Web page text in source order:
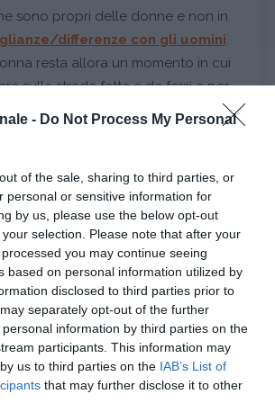
- Do Not Process My Personal
of the sale, sharing to third parties, or
personal or sensitive information for
by us, please use the below opt-out
selection. Please note that after your
you may continue seeing
based on personal information utilized by
disclosed to third parties prior to
separately opt-out of the further
information by third parties on the
participants. This information may
us to third parties on the IAB’s List of
that may further disclose it to other
sono propri delle donne e non in
differenze con gli uomini
resta allora un momento in cui
sulla strada fatta e da farsi e per
|
GENDER
anche